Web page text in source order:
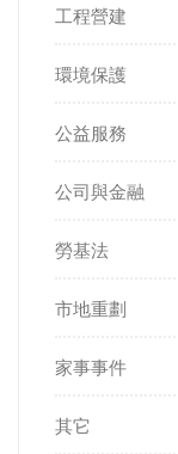
工程營建
環境保護
公益服務
公司與金融
勞基法
市地重劃
家事事件
其它